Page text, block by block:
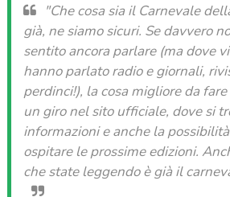
"Che cosa sia il Carnevale
già, ne siamo sicuri. Se davvero
sentito ancora parlare (ma dove
hanno parlato radio e giornali,
perdinci!), la cosa migliore da
un giro nel sito ufficiale, dove si
informazioni e anche la
ospitare le prossime edizioni.
che state leggendo è già il